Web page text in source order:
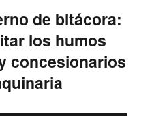
de bitácora:
los humos
concesionarios